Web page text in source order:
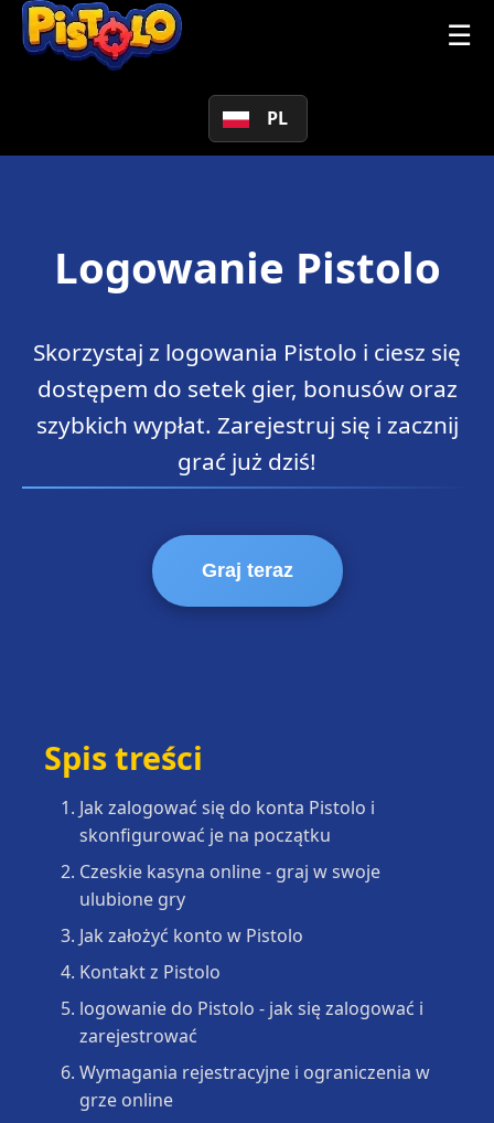
☰
PL
Logowanie Pistolo
Skorzystaj z logowania Pistolo i ciesz się
dostępem do setek gier, bonusów oraz
szybkich wypłat. Zarejestruj się i zacznij
grać już dziś!
Graj teraz
Spis treści
Jak zalogować się do konta Pistolo i
skonfigurować je na początku
Czeskie kasyna online - graj w swoje
ulubione gry
Jak założyć konto w Pistolo
Kontakt z Pistolo
logowanie do Pistolo - jak się zalogować i
zarejestrować
Wymagania rejestracyjne i ograniczenia w
grze online